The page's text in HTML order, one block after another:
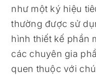
như một ký hiệu
thường được sử
hình thiết kế phần
các chuyên gia
quen thuộc với